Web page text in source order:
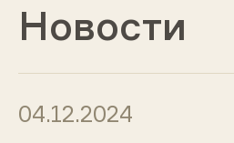
Новости
04.12.2024